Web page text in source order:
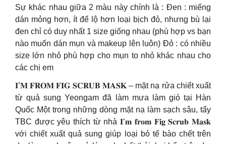
Sự khác nhau giữa 2 màu này chính là : Đen : miếng
dán mỏng hơn, ít để lộ hơn loại bịch đỏ, nhưng bù lại
đen chỉ có duy nhất 1 size giống nhau (phù hợp vs bạn
nào muốn dán mụn và makeup lên luôn) Đỏ : có nhiều
size lớn nhỏ phù hợp cho mụn to nhỏ khác nhau cho
các chị em
𝐈’𝐌 𝐅𝐑𝐎𝐌 𝐅𝐈𝐆 𝐒𝐂𝐑𝐔𝐁 𝐌𝐀𝐒𝐊 – mặt nạ rửa chiết xuất
từ quả sung Yeongam đã làm mưa làm gió tại Hàn
Quốc Một trong những dòng mặt nạ làm sạch sâu, tẩy
TBC được yêu thích từ nhà 𝐈’𝐦 𝐟𝐫𝐨𝐦 𝐅𝐢𝐠 𝐒𝐜𝐫𝐮𝐛 𝐌𝐚𝐬𝐤
với chiết xuất quả sung giúp loại bỏ tế bào chết trên